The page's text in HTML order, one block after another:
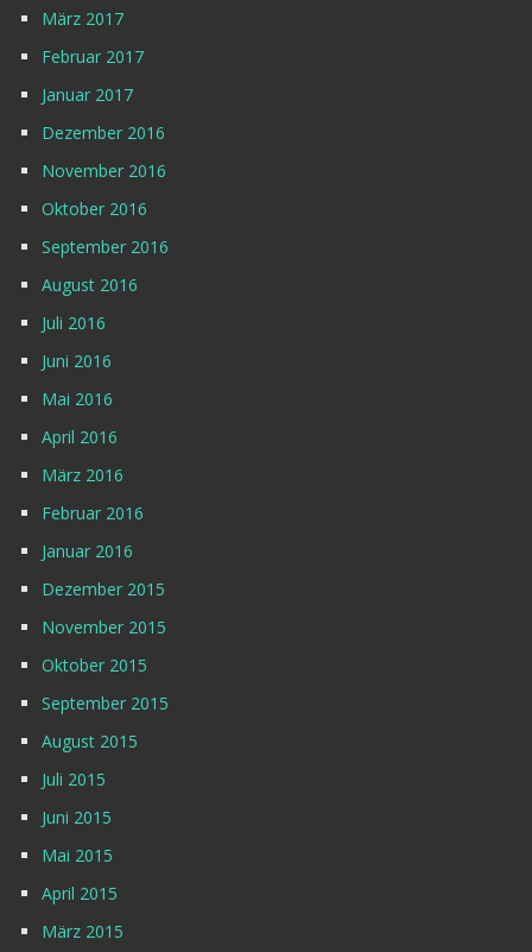
März 2017
Februar 2017
Januar 2017
Dezember 2016
November 2016
Oktober 2016
September 2016
August 2016
Juli 2016
Juni 2016
Mai 2016
April 2016
März 2016
Februar 2016
Januar 2016
Dezember 2015
November 2015
Oktober 2015
September 2015
August 2015
Juli 2015
Juni 2015
Mai 2015
April 2015
März 2015